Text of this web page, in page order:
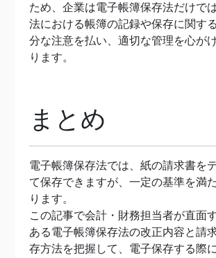
ため、企業は電子帳簿保存法だけで
法における帳簿の記録や保存に関す
分な注意を払い、適切な管理を心が
ります。
まとめ
電子帳簿保存法では、紙の請求書を
て保存できますが、一定の基準を満
ります。
この記事で会計・財務担当者が直面
ある電子帳簿保存法の改正内容と請
存方法を把握して、電子保存する際